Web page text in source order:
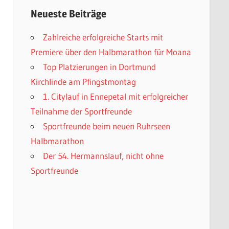
Neueste Beiträge
Zahlreiche erfolgreiche Starts mit
Premiere über den Halbmarathon für Moana
Top Platzierungen in Dortmund
Kirchlinde am Pfingstmontag
1. Citylauf in Ennepetal mit erfolgreicher
Teilnahme der Sportfreunde
Sportfreunde beim neuen Ruhrseen
Halbmarathon
Der 54. Hermannslauf, nicht ohne
Sportfreunde